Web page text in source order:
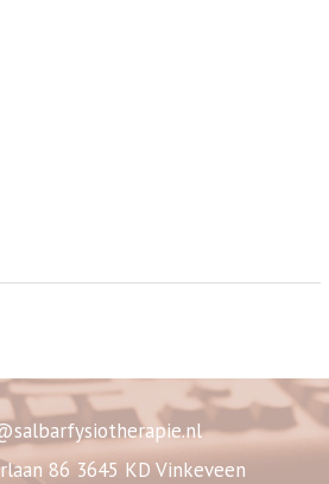
86 3645 KD Vinkeveen